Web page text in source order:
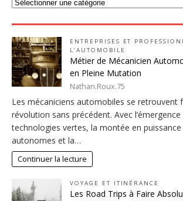
ENTREPRISES ET
L’AUTOMOBILE
Métier de Mécanicien
en Pleine Mutation
Nathan.Roux.75
Les mécaniciens automobiles se retrouvent
révolution sans précédent. Avec l’émergence
technologies vertes, la montée en puissance
autonomes et la…
Continuer la lecture
VOYAGE ET ITINÉRANCE
Les Road Trips à Faire